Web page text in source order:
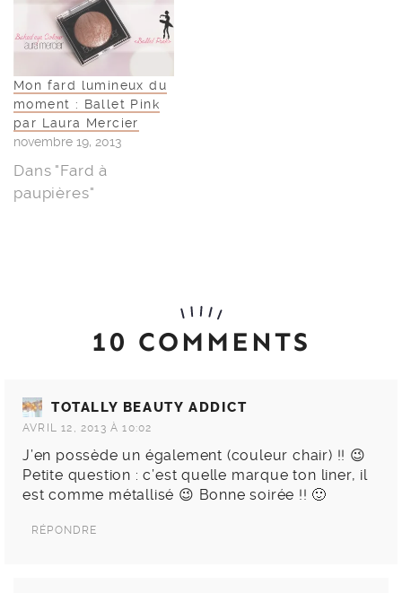
Mon fard lumineux du
moment : Ballet Pink
par Laura Mercier
novembre 19, 2013
Dans "Fard à
paupières"
10 COMMENTS
TOTALLY BEAUTY ADDICT
AVRIL 12, 2013 À 10:02
J’en possède un également (couleur chair) !! 😉
Petite question : c’est quelle marque ton liner, il
est comme métallisé 😉 Bonne soirée !! 🙂
RÉPONDRE